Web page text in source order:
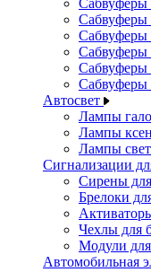
Сабвуферы
Автосвет
Лампы
Лампы
Лампы
Сигнализации
Сирены
Брелоки
Чехлы для
Модули
Автомобильная